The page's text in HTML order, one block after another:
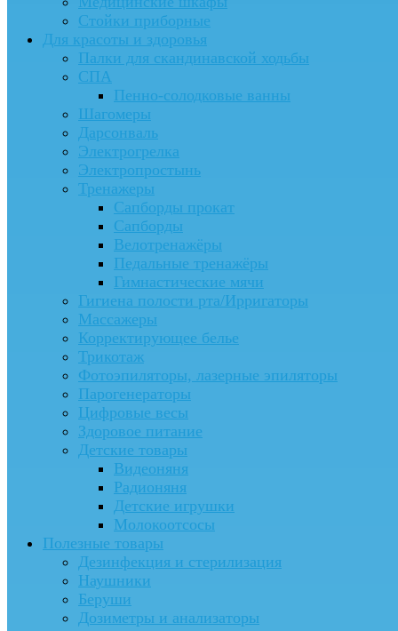
Стойки приборные
Для красоты и здоровья
Палки для скандинавской ходьбы
СПА
Пенно-солодковые ванны
Шагомеры
Дарсонваль
Электрогрелка
Электропростынь
Тренажеры
Сапборды прокат
Сапборды
Велотренажёры
Педальные тренажёры
Гимнастические мячи
Гигиена полости рта/Ирригаторы
Массажеры
Корректирующее белье
Трикотаж
Фотоэпиляторы, лазерные эпиляторы
Парогенераторы
Цифровые весы
Здоровое питание
Детские товары
Видеоняня
Радионяня
Детские игрушки
Молокоотсосы
Полезные товары
Дезинфекция и стерилизация
Наушники
Беруши
Дозиметры и анализаторы